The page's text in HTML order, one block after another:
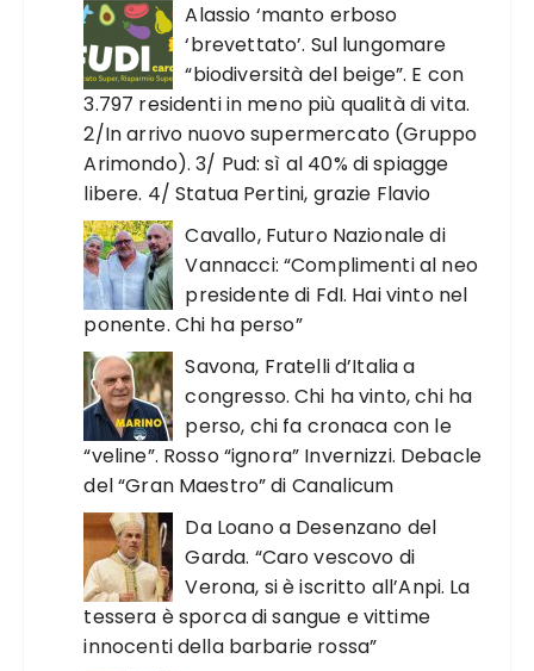
Alassio ‘manto erboso
‘brevettato’. Sul lungomare
“biodiversità del beige”. E con
3.797 residenti in meno più qualità di vita.
2/In arrivo nuovo supermercato (Gruppo
Arimondo). 3/ Pud: sì al 40% di spiagge
libere. 4/ Statua Pertini, grazie Flavio
Cavallo, Futuro Nazionale di
Vannacci: “Complimenti al neo
presidente di FdI. Hai vinto nel
ponente. Chi ha perso”
Savona, Fratelli d’Italia a
congresso. Chi ha vinto, chi ha
perso, chi fa cronaca con le
“veline”. Rosso “ignora” Invernizzi. Debacle
del “Gran Maestro” di Canalicum
Da Loano a Desenzano del
Garda. “Caro vescovo di
Verona, si è iscritto all’Anpi. La
tessera è sporca di sangue e vittime
innocenti della barbarie rossa”